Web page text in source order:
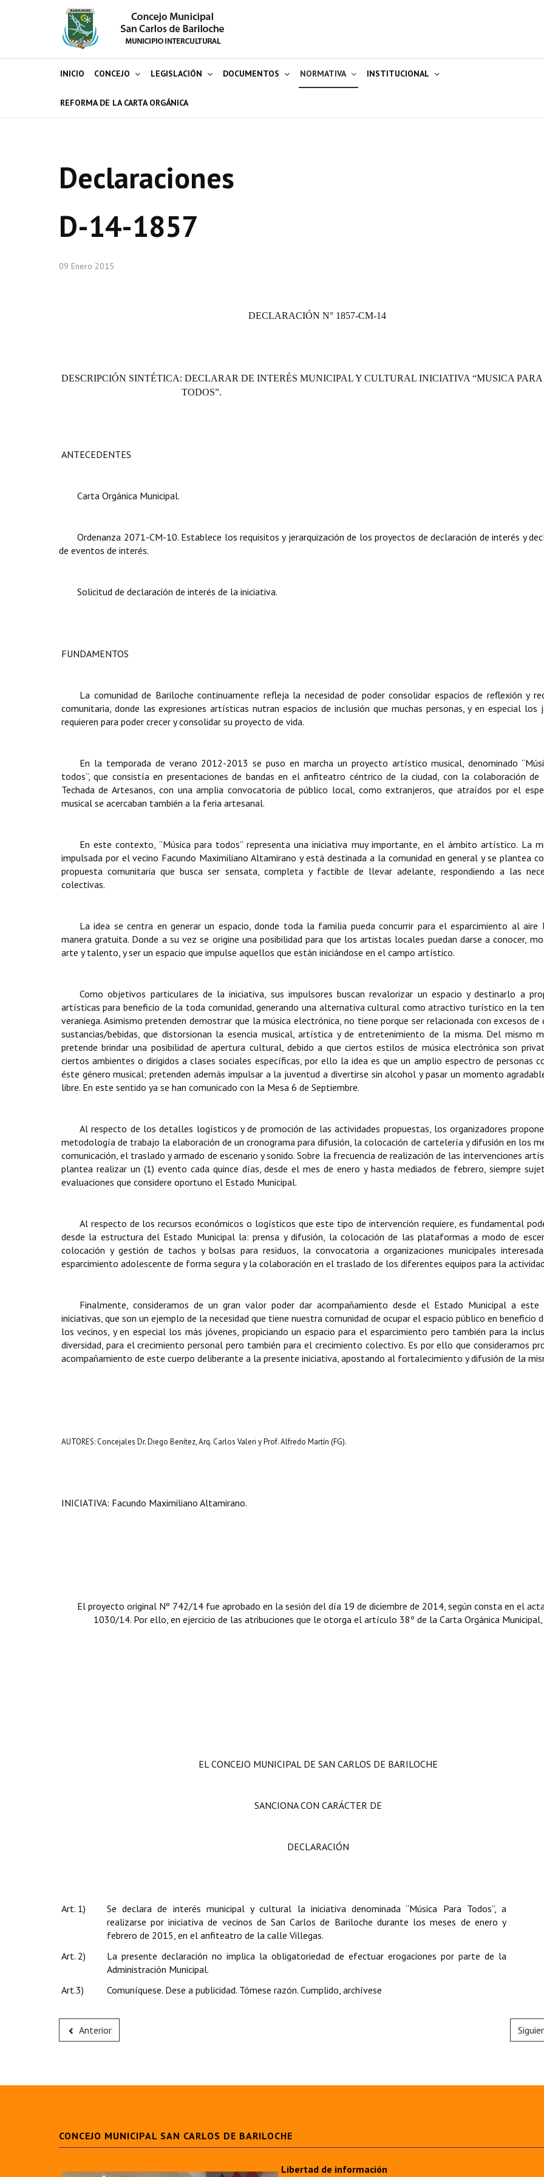
INICIO CONCEJO LEGISLACIÓN DOCUMENTOS NORMATIVA INSTITUCIONAL
REFORMA DE LA CARTA ORGÁNICA
Declaraciones
D-14-1857
09 Enero 2015
DECLARACIÓN N° 1857-CM-14
DESCRIPCIÓN SINTÉTICA: DECLARAR DE INTERÉS MUNICIPAL Y CULTURAL INICIATIVA “MUSICA PARA
TODOS”.
ANTECEDENTES
Carta Orgánica Municipal.
Ordenanza 2071-CM-10. Establece los requisitos y jerarquización de los proyectos de declaración de interés y
de eventos de interés.
Solicitud de declaración de interés de la iniciativa.
FUNDAMENTOS
La comunidad de Bariloche continuamente refleja la necesidad de poder consolidar espacios de reflexión y
comunitaria, donde las expresiones artísticas nutran espacios de inclusión que muchas personas, y en especial los
requieren para poder crecer y consolidar su proyecto de vida.
En la temporada de verano 2012-2013 se puso en marcha un proyecto artístico musical, denominado
todos”, que consistía en presentaciones de bandas en el anfiteatro céntrico de la ciudad, con la colaboración de
Techada de Artesanos, con una amplia convocatoria de público local, como extranjeros, que atraídos por el
musical se acercaban también a la feria artesanal.
En este contexto, “Música para todos” representa una iniciativa muy importante, en el ámbito artístico. La
impulsada por el vecino Facundo Maximiliano Altamirano y está destinada a la comunidad en general y se plantea
propuesta comunitaria que busca ser sensata, completa y factible de llevar adelante, respondiendo a las
colectivas.
La idea se centra en generar un espacio, donde toda la familia pueda concurrir para el esparcimiento al aire
manera gratuita. Donde a su vez se origine una posibilidad para que los artistas locales puedan darse a conocer,
arte y talento, y ser un espacio que impulse aquellos que están iniciándose en el campo artístico.
Como objetivos particulares de la iniciativa, sus impulsores buscan revalorizar un espacio y destinarlo a
artísticas para beneficio de la toda comunidad, generando una alternativa cultural como atractivo turístico en la
veraniega. Asimismo pretenden demostrar que la música electrónica, no tiene porque ser relacionada con excesos de
sustancias/bebidas, que distorsionan la esencia musical, artística y de entretenimiento de la misma. Del mismo
pretende brindar una posibilidad de apertura cultural, debido a que ciertos estilos de música electrónica son
ciertos ambientes o dirigidos a clases sociales específicas, por ello la idea es que un amplio espectro de personas
éste género musical; pretenden además impulsar a la juventud a divertirse sin alcohol y pasar un momento
libre. En este sentido ya se han comunicado con la Mesa 6 de Septiembre.
Al respecto de los detalles logísticos y de promoción de las actividades propuestas, los organizadores
metodología de trabajo la elaboración de un cronograma para difusión, la colocación de cartelería y difusión en los
comunicación, el traslado y armado de escenario y sonido. Sobre la frecuencia de realización de las intervenciones
plantea realizar un (1) evento cada quince días, desde el mes de enero y hasta mediados de febrero, siempre
evaluaciones que considere oportuno el Estado Municipal.
Al respecto de los recursos económicos o logísticos que este tipo de intervención requiere, es fundamental
desde la estructura del Estado Municipal la: prensa y difusión, la colocación de las plataformas a modo de
colocación y gestión de tachos y bolsas para residuos, la convocatoria a organizaciones municipales
esparcimiento adolescente de forma segura y la colaboración en el traslado de los diferentes equipos para la
Finalmente, consideramos de un gran valor poder dar acompañamiento desde el Estado Municipal a
iniciativas, que son un ejemplo de la necesidad que tiene nuestra comunidad de ocupar el espacio público en beneficio
los vecinos, y en especial los más jóvenes, propiciando un espacio para el esparcimiento pero también para la
diversidad, para el crecimiento personal pero también para el crecimiento colectivo. Es por ello que consideramos
acompañamiento de este cuerpo deliberante a la presente iniciativa, apostando al fortalecimiento y difusión de la
AUTORES: Concejales Dr. Diego Benítez, Arq. Carlos Valeri y Prof. Alfredo Martín (FG).
INICIATIVA: Facundo Maximiliano Altamirano.
El proyecto original Nº 742/14 fue aprobado en la sesión del día 19 de diciembre de 2014, según consta en el
1030/14. Por ello, en ejercicio de las atribuciones que le otorga el artículo 38º de la Carta Orgánica Municipal,
EL CONCEJO MUNICIPAL DE SAN CARLOS DE BARILOCHE
SANCIONA CON CARÁCTER DE
DECLARACIÓN
Art. 1)
Se declara de interés municipal y cultural la iniciativa denominada “Música Para Todos”, a
realizarse por iniciativa de vecinos de San Carlos de Bariloche durante los meses de enero y
febrero de 2015, en el anfiteatro de la calle Villegas.
Art. 2)
La presente declaración no implica la obligatoriedad de efectuar erogaciones por parte de la
Administración Municipal.
Art.3)
Comuníquese. Dese a publicidad. Tómese razón. Cumplido, archívese
Anterior
CONCEJO MUNICIPAL SAN CARLOS DE BARILOCHE
Libertad de información